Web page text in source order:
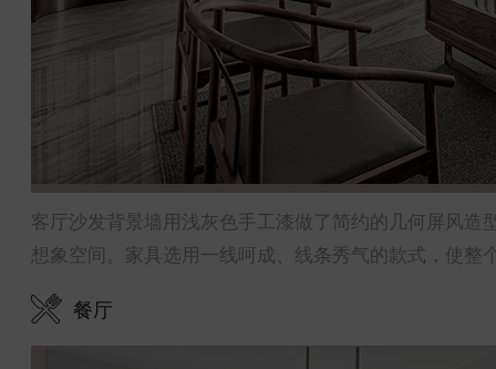
客厅沙发背景墙用浅灰色手工漆做了简约的几何屏风
想象空间。家具选用一线呵成、线条秀气的款式，使
餐厅